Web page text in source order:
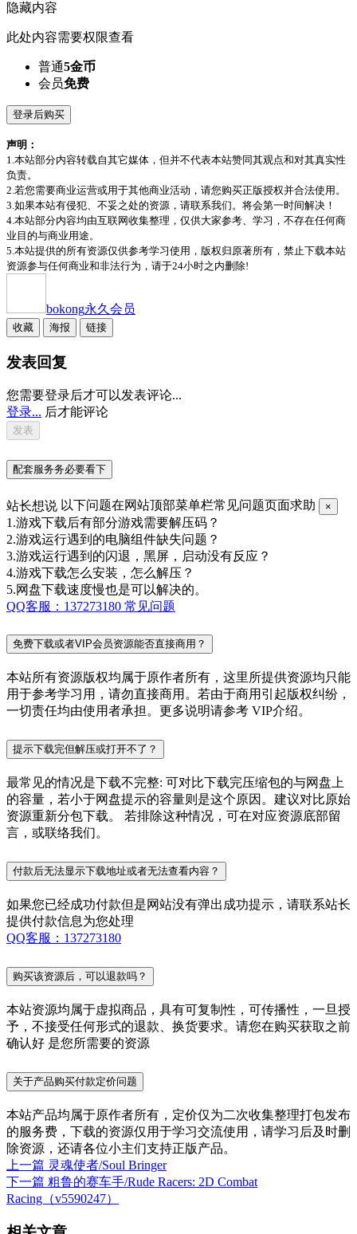
隐藏内容
此处内容需要权限查看
普通5金币
会员免费
登录后购买
声明：
1.本站部分内容转载自其它媒体，但并不代表本站赞同其观点和对其真实性
负责。
2.若您需要商业运营或用于其他商业活动，请您购买正版授权并合法使用。
3.如果本站有侵犯、不妥之处的资源，请联系我们。将会第一时间解决！
4.本站部分内容均由互联网收集整理，仅供大家参考、学习，不存在任何商
业目的与商业用途。
5.本站提供的所有资源仅供参考学习使用，版权归原著所有，禁止下载本站
资源参与任何商业和非法行为，请于24小时之内删除!
bokong永久会员
收藏 海报 链接
发表回复
您需要登录后才可以发表评论...
登录... 后才能评论
配套服务务必要看下
站长想说 以下问题在网站顶部菜单栏常见问题页面求助 ×
1.游戏下载后有部分游戏需要解压码？
2.游戏运行遇到的电脑组件缺失问题？
3.游戏运行遇到的闪退，黑屏，启动没有反应？
4.游戏下载怎么安装，怎么解压？
5.网盘下载速度慢也是可以解决的。
QQ客服：137273180 常见问题
免费下载或者VIP会员资源能否直接商用？
本站所有资源版权均属于原作者所有，这里所提供资源均只能
用于参考学习用，请勿直接商用。若由于商用引起版权纠纷，
一切责任均由使用者承担。更多说明请参考 VIP介绍。
提示下载完但解压或打开不了？
最常见的情况是下载不完整: 可对比下载完压缩包的与网盘上
的容量，若小于网盘提示的容量则是这个原因。建议对比原始
资源重新分包下载。 若排除这种情况，可在对应资源底部留
言，或联络我们。
付款后无法显示下载地址或者无法查看内容？
如果您已经成功付款但是网站没有弹出成功提示，请联系站长
提供付款信息为您处理
QQ客服：137273180
购买该资源后，可以退款吗？
本站资源均属于虚拟商品，具有可复制性，可传播性，一旦授
予，不接受任何形式的退款、换货要求。请您在购买获取之前
确认好 是您所需要的资源
关于产品购买付款定价问题
本站产品均属于原作者所有，定价仅为二次收集整理打包发布
的服务费，下载的资源仅用于学习交流使用，请学习后及时删
除资源，还请各位小主们支持正版产品。
上一篇 灵魂使者/Soul Bringer
下一篇 粗鲁的赛车手/Rude Racers: 2D Combat
Racing（v5590247）